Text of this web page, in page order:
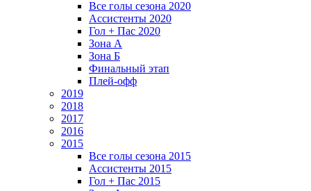
Все голы сезона 2020
Ассистенты 2020
Гол + Пас 2020
Зона А
Зона Б
Финальный этап
Плей-офф
2019
2018
2017
2016
2015
Все голы сезона 2015
Ассистенты 2015
Гол + Пас 2015